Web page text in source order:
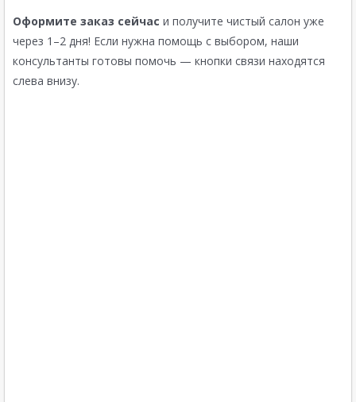
Оформите заказ сейчас и получите чистый салон уже
через 1–2 дня! Если нужна помощь с выбором, наши
консультанты готовы помочь — кнопки связи находятся
слева внизу.